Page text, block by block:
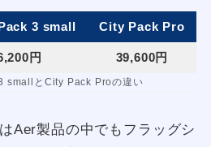
3 small City Pack Pro
円 39,600円
smallとCity Pack Proの違い
Aer製品の中でもフラッグシ